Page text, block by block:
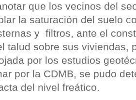
que los vecinos del
la saturación del suelo
y filtros, ante el
talud sobre sus viviendas,
por los estudios
por la CDMB, se pudo
del nivel freático.